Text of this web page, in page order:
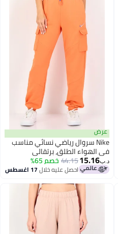
عرض
Nike سروال رياضي نسائي مناسب
في الهواء الطلق، برتقالي
د.ب‏15.16
44.15خصم 65%
احصل عليه خلال17 اغسطس